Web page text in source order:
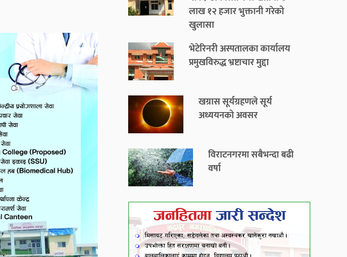
लाख १२ हजार भुक्तानी गरेको
खुलासा
भेटेरिनरी अस्पतालका कार्यालय
प्रमुखविरुद्ध भ्रष्टाचार मुद्दा
खग्रास सूर्यग्रहणले सूर्य
अध्ययनको अवसर
विराटनगरमा सबैभन्दा बढी
वर्षा